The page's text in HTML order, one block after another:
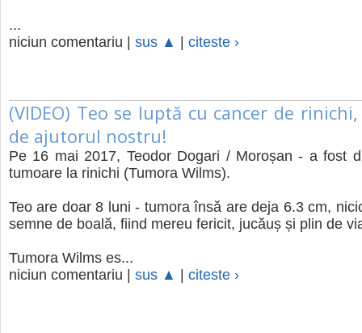
...
niciun comentariu | sus ▲ citeste ›
(VIDEO) Teo se luptă cu cancer de
de ajutorul nostru!
Pe 16 mai 2017, Teodor Dogari / Moroșan - a fost
tumoare la rinichi (Tumora Wilms).
Teo are doar 8 luni - tumora însă are deja 6.3 cm,
semne de boală, fiind mereu fericit, jucăuș și plin de
Tumora Wilms es...
niciun comentariu | sus ▲ citeste ›